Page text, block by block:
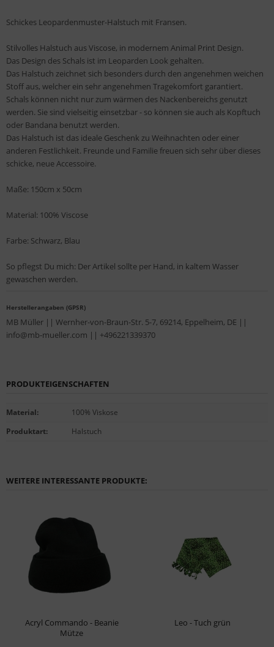
Schickes Leopardenmuster-Halstuch mit Fransen.
Stilvolles Halstuch aus Viscose, in modernem Animal Print Design.
Das Design des Schals ist im Leoparden Look gehalten.
Das Halstuch zeichnet sich besonders durch den angenehmen weichen
Stoff aus, welcher ein sehr angenehmen Tragekomfort garantiert.
Schals können nicht nur zum wärmen des Nackenbereichs genutzt
werden. Sie sind vielseitig einsetzbar - so können sie auch als Kopftuch
oder Bandana benutzt werden.
Das Halstuch ist das ideale Geschenk zu Weihnachten oder einer
anderen Festlichkeit. Freunde und Familie freuen sich sehr über dieses
schicke, neue Accessoire.
Maße: 150cm x 50cm
Material: 100% Viscose
Farbe: Schwarz, Blau
So pflegst Du mich: Der Artikel sollte per Hand, in kaltem Wasser
gewaschen werden.
Herstellerangaben (GPSR)
MB Müller || Wernher-von-Braun-Str. 5-7, 69214, Eppelheim, DE ||
info@mb-mueller.com || +496221339370
PRODUKTEIGENSCHAFTEN
Material:
100% Viskose
Produktart: Halstuch
WEITERE INTERESSANTE PRODUKTE:
Acryl Commando - Beanie
Mütze
Leo - Tuch grün